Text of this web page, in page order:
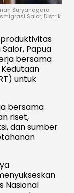
Suryanagara
Salor, Distrik
Papua
bersama
untuk
bersama
riset,
dan sumber
Nasional